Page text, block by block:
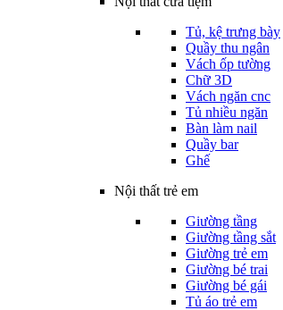
Tủ, kệ trưng bày
Quầy thu ngân
Vách ốp tường
Chữ 3D
Vách ngăn cnc
Tủ nhiều ngăn
Bàn làm nail
Quầy bar
Ghế
Nội thất trẻ em
Giường tầng
Giường tầng sắt
Giường trẻ em
Giường bé trai
Giường bé gái
Tủ áo trẻ em